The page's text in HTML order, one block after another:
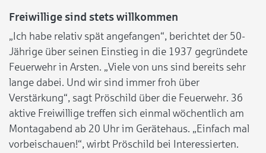
Freiwillige sind stets willkommen
„Ich habe relativ spät angefangen“, berichtet der 50-
Jährige über seinen Einstieg in die 1937 gegründete
Feuerwehr in Arsten. „Viele von uns sind bereits sehr
lange dabei. Und wir sind immer froh über
Verstärkung“, sagt Pröschild über die Feuerwehr. 36
aktive Freiwillige treffen sich einmal wöchentlich am
Montagabend ab 20 Uhr im Gerätehaus. „Einfach mal
vorbeischauen!“, wirbt Pröschild bei Interessierten.